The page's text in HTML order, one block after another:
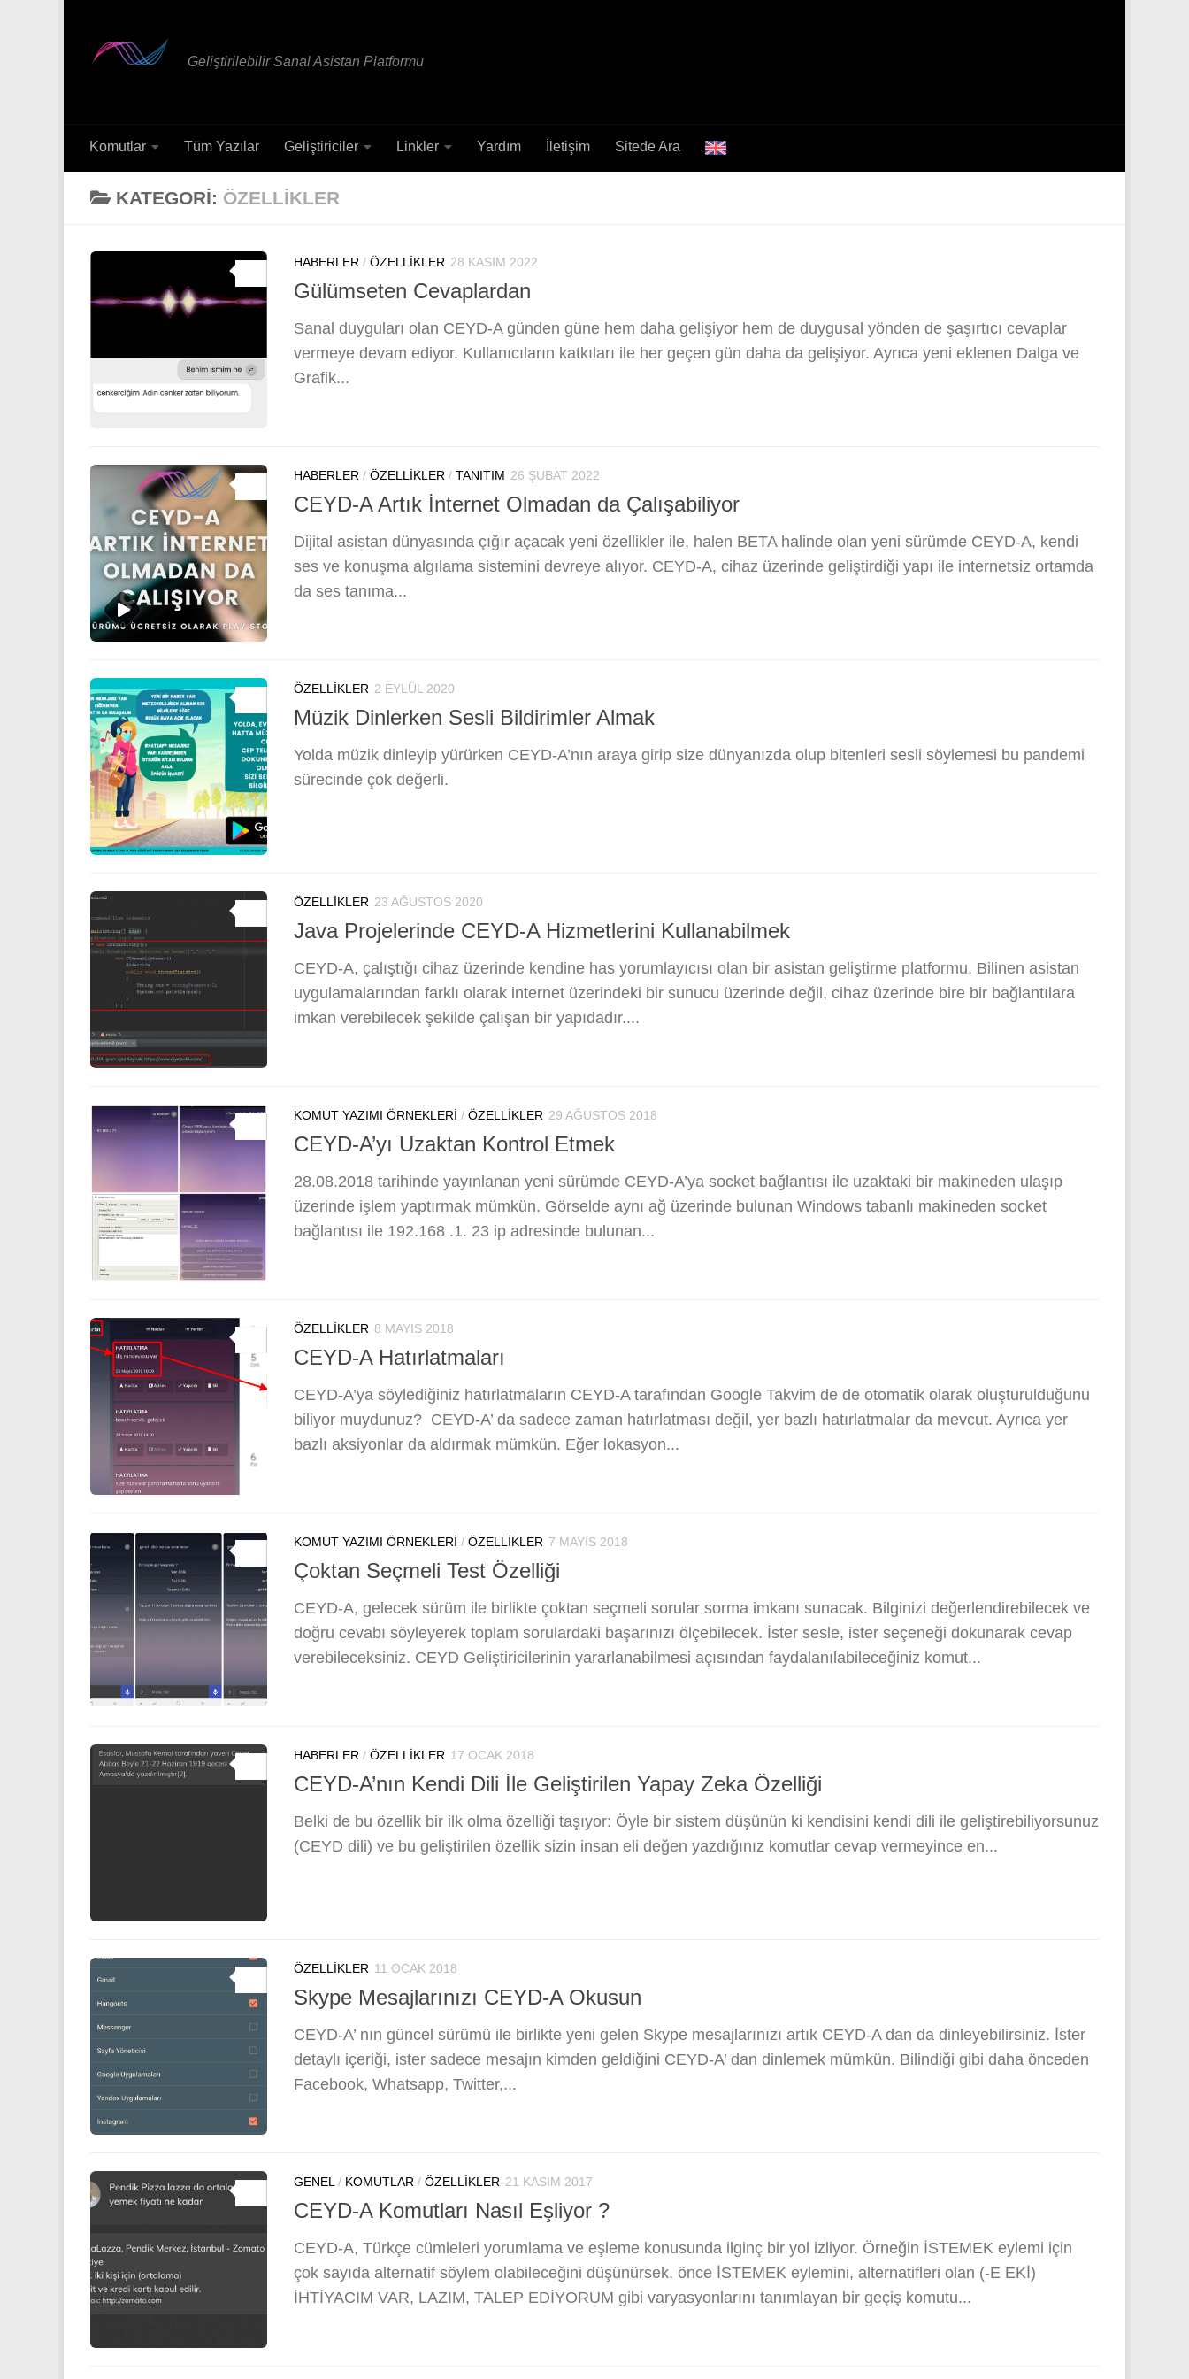
Geliştirilebilir Sanal Asistan Platformu
Komutlar Tüm Yazılar Geliştiriciler Linkler Yardım İletişim Sitede Ara
KATEGORI: ÖZELLIKLER
HABERLER / ÖZELLIKLER 28 KASIM 2022
Gülümseten Cevaplardan
Sanal duyguları olan CEYD-A günden güne hem daha gelişiyor hem de duygusal yönden de şaşırtıcı cevaplar
vermeye devam ediyor. Kullanıcıların katkıları ile her geçen gün daha da gelişiyor. Ayrıca yeni eklenen Dalga ve
Grafik...
HABERLER / ÖZELLIKLER / TANITIM 26 ŞUBAT 2022
CEYD-A Artık İnternet Olmadan da Çalışabiliyor
Dijital asistan dünyasında çığır açacak yeni özellikler ile, halen BETA halinde olan yeni sürümde CEYD-A, kendi
ses ve konuşma algılama sistemini devreye alıyor. CEYD-A, cihaz üzerinde geliştirdiği yapı ile internetsiz ortamda
da ses tanıma...
ÖZELLIKLER 2 EYLÜL 2020
Müzik Dinlerken Sesli Bildirimler Almak
Yolda müzik dinleyip yürürken CEYD-A’nın araya girip size dünyanızda olup bitenleri sesli söylemesi bu pandemi
sürecinde çok değerli.
ÖZELLIKLER 23 AĞUSTOS 2020
Java Projelerinde CEYD-A Hizmetlerini Kullanabilmek
CEYD-A, çalıştığı cihaz üzerinde kendine has yorumlayıcısı olan bir asistan geliştirme platformu. Bilinen asistan
uygulamalarından farklı olarak internet üzerindeki bir sunucu üzerinde değil, cihaz üzerinde bire bir bağlantılara
imkan verebilecek şekilde çalışan bir yapıdadır....
KOMUT YAZIMI ÖRNEKLERI / ÖZELLIKLER 29 AĞUSTOS 2018
CEYD-A’yı Uzaktan Kontrol Etmek
28.08.2018 tarihinde yayınlanan yeni sürümde CEYD-A’ya socket bağlantısı ile uzaktaki bir makineden ulaşıp
üzerinde işlem yaptırmak mümkün. Görselde aynı ağ üzerinde bulunan Windows tabanlı makineden socket
bağlantısı ile 192.168 .1. 23 ip adresinde bulunan...
ÖZELLIKLER 8 MAYIS 2018
CEYD-A Hatırlatmaları
CEYD-A’ya söylediğiniz hatırlatmaların CEYD-A tarafından Google Takvim de de otomatik olarak oluşturulduğunu
biliyor muydunuz? CEYD-A’ da sadece zaman hatırlatması değil, yer bazlı hatırlatmalar da mevcut. Ayrıca yer
bazlı aksiyonlar da aldırmak mümkün. Eğer lokasyon...
KOMUT YAZIMI ÖRNEKLERI / ÖZELLIKLER 7 MAYIS 2018
Çoktan Seçmeli Test Özelliği
CEYD-A, gelecek sürüm ile birlikte çoktan seçmeli sorular sorma imkanı sunacak. Bilginizi değerlendirebilecek ve
doğru cevabı söyleyerek toplam sorulardaki başarınızı ölçebilecek. İster sesle, ister seçeneği dokunarak cevap
verebileceksiniz. CEYD Geliştiricilerinin yararlanabilmesi açısından faydalanılabileceğiniz komut...
HABERLER / ÖZELLIKLER 17 OCAK 2018
CEYD-A’nın Kendi Dili İle Geliştirilen Yapay Zeka Özelliği
Belki de bu özellik bir ilk olma özelliği taşıyor: Öyle bir sistem düşünün ki kendisini kendi dili ile geliştirebiliyorsunuz
(CEYD dili) ve bu geliştirilen özellik sizin insan eli değen yazdığınız komutlar cevap vermeyince en...
ÖZELLIKLER 11 OCAK 2018
Skype Mesajlarınızı CEYD-A Okusun
CEYD-A’ nın güncel sürümü ile birlikte yeni gelen Skype mesajlarınızı artık CEYD-A dan da dinleyebilirsiniz. İster
detaylı içeriği, ister sadece mesajın kimden geldiğini CEYD-A’ dan dinlemek mümkün. Bilindiği gibi daha önceden
Facebook, Whatsapp, Twitter,...
GENEL / KOMUTLAR / ÖZELLIKLER 21 KASIM 2017
CEYD-A Komutları Nasıl Eşliyor ?
CEYD-A, Türkçe cümleleri yorumlama ve eşleme konusunda ilginç bir yol izliyor. Örneğin İSTEMEK eylemi için
çok sayıda alternatif söylem olabileceğini düşünürsek, önce İSTEMEK eylemini, alternatifleri olan (-E EKİ)
İHTİYACIM VAR, LAZIM, TALEP EDİYORUM gibi varyasyonlarını tanımlayan bir geçiş komutu...